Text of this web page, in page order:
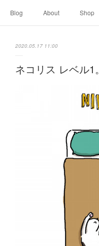
Blog About Shop
2020.05.17 11:00
ネコリス レベル1。